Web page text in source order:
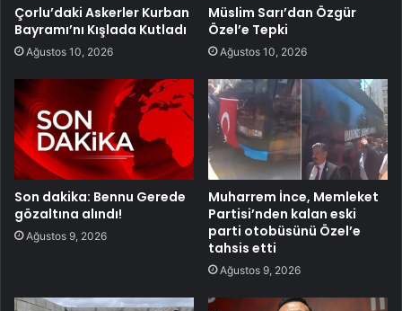
Çorlu’daki Askerler Kurban
Bayramı’nı Kışlada Kutladı
Ağustos 10, 2026
Müslim Sarı’dan Özgür
Özel’e Tepki
Ağustos 10, 2026
Son dakika: Bennu Gerede
gözaltına alındı!
Ağustos 9, 2026
Muharrem İnce, Memleket
Partisi’nden kalan eski
parti otobüsünü Özel’e
tahsis etti
Ağustos 9, 2026